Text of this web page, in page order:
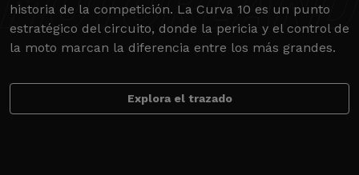
historia de la competición. La Curva 10 es un punto
estratégico del circuito, donde la pericia y el control de
la moto marcan la diferencia entre los más grandes.
Explora el trazado